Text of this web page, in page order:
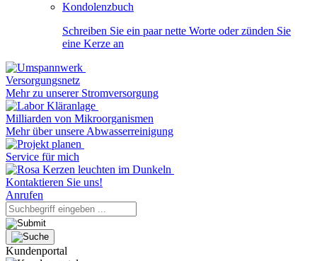
Kondolenzbuch
Schreiben Sie ein paar nette Worte oder zünden Sie
eine Kerze an
Versorgungsnetz
Mehr zu unserer Stromversorgung
Milliarden von Mikroorganismen
Mehr über unsere Abwasserreinigung
Service für mich
Kontaktieren Sie uns!
Anrufen
Kundenportal